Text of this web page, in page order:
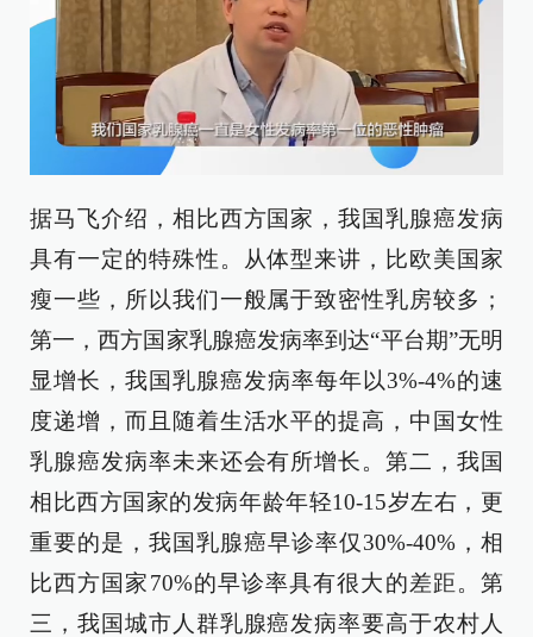
据马飞介绍，相比西方国家，我国乳腺癌发病
具有一定的特殊性。从体型来讲，比欧美国家
瘦一些，所以我们一般属于致密性乳房较多；
第一，西方国家乳腺癌发病率到达“平台期”无明
显增长，我国乳腺癌发病率每年以3%-4%的速
度递增，而且随着生活水平的提高，中国女性
乳腺癌发病率未来还会有所增长。第二，我国
相比西方国家的发病年龄年轻10-15岁左右，更
重要的是，我国乳腺癌早诊率仅30%-40%，相
比西方国家70%的早诊率具有很大的差距。第
三，我国城市人群乳腺癌发病率要高于农村人